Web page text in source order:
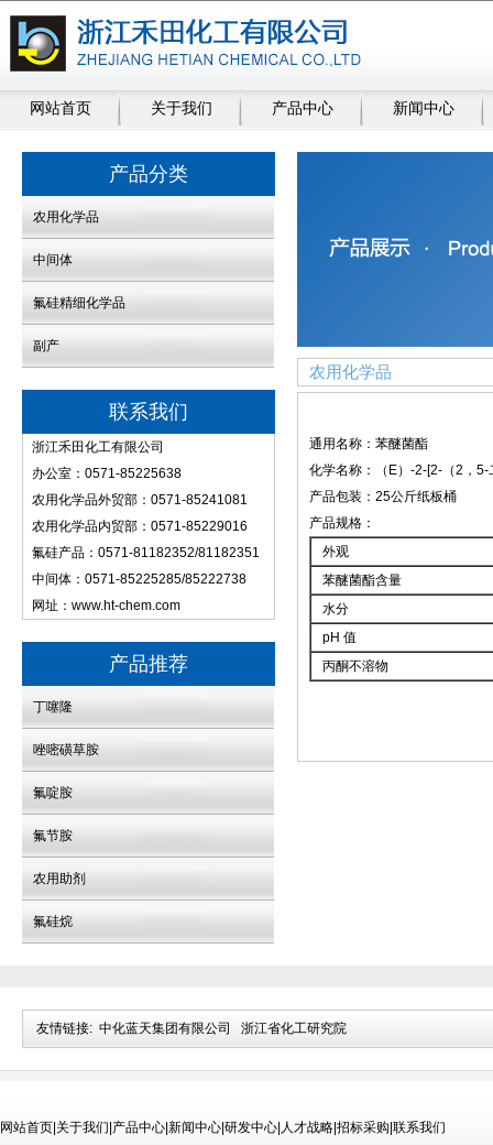
网站首页 关于我们 产品中心 新闻中心
产品分类
农用化学品
中间体
氟硅精细化学品
副产
联系我们
浙江禾田化工有限公司
办公室：0571-85225638
农用化学品外贸部：0571-85241081
农用化学品内贸部：0571-85229016
氟硅产品：0571-81182352/81182351
中间体：0571-85225285/85222738
网址： www.ht-chem.com
产品推荐
丁噻隆
唑嘧磺草胺
氟啶胺
氟节胺
农用助剂
氟硅烷
农用化学品
通用名称：苯醚菌酯
化学名称：（E）-2-[2-（2，
产品包装：25公斤纸板桶
产品规格：
外观
苯醚菌酯含量
水分
pH 值
丙酮不溶物
友情链接: 中化蓝天集团有限公司 浙江省化工研究院
网站首页 关于我们 产品中心 新闻中心 研发中心 人才战略 招标采购 联系我们